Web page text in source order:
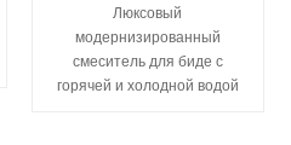
Люксовый
модернизированный
смеситель для биде с
горячей и холодной водой